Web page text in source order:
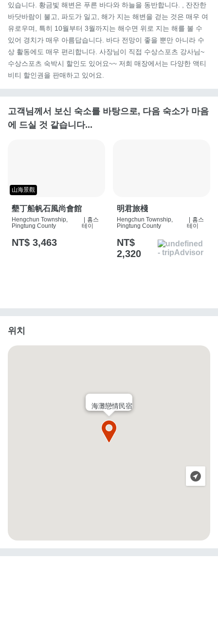
있습니다. 황금빛 해변은 푸른 바다와 하늘을 동반합니다. , 잔잔한
바닷바람이 불고, 파도가 일고, 해가 지는 해변을 걷는 것은 매우 여
유로우며, 특히 10월부터 3월까지는 해수면 위로 지는 해를 볼 수
있어 경치가 매우 아름답습니다. 바다 전망이 좋을 뿐만 아니라 수
상 활동에도 매우 편리합니다. 사장님이 직접 수상스포츠 강사님~
수상스포츠 숙박시 할인도 있어요~~ 저희 매장에서는 다양한 액티
비티 할인권을 판매하고 있어요.
고객님께서 보신 숙소를 바탕으로, 다음 숙소가 마음
에 드실 것 같습니다...
山海景觀
墾丁船帆石風尚會館
Hengchun Township,
Pingtung County
홈스
테이
NT$ 3,463
明君旅棧
Hengchun Township,
Pingtung County
홈스
테이
NT$
2,320
위치
海灘戀情民宿